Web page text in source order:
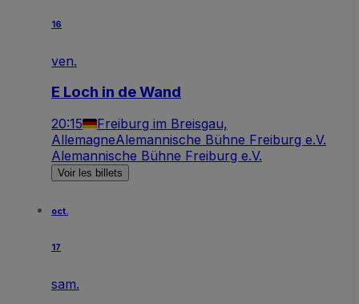
16
ven.
E Loch in de Wand
20:15
Freiburg im Breisgau,
AllemagneAlemannische Bühne Freiburg e.V.
Alemannische Bühne Freiburg e.V.
Voir les billets
oct.
17
sam.